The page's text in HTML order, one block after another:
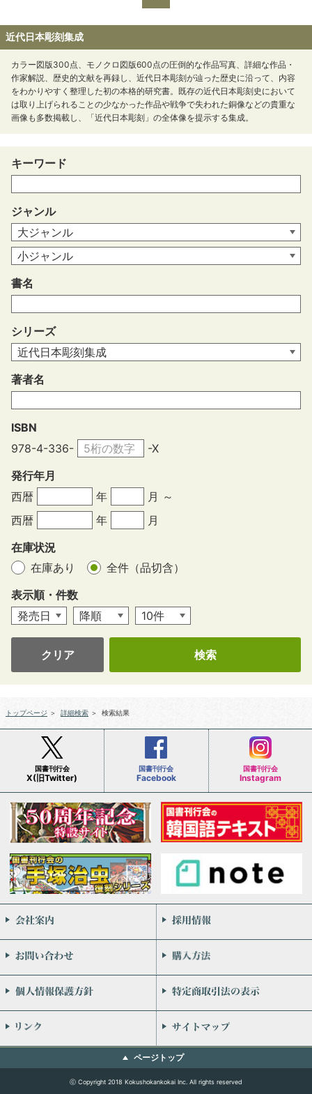
近代日本彫刻集成
カラー図版300点、モノクロ図版600点の圧倒的な作品写真、詳細な作品・
作家解説、歴史的文献を再録し、近代日本彫刻が辿った歴史に沿って、内容
をわかりやすく整理した初の本格的研究書。既存の近代日本彫刻史において
は取り上げられることの少なかった作品や戦争で失われた銅像などの貴重な
画像も多数掲載し、「近代日本彫刻」の全体像を提示する集成。
キーワード
ジャンル
書名
シリーズ
著者名
ISBN
978-4-336-
-X
発行年月
西暦
年
月 ～
西暦
年
月
在庫状況
在庫あり
全件（品切含）
表示順・件数
クリア
トップページ ＞ 詳細検索 ＞ 検索結果
国書刊行会
X(旧Twitter)
国書刊行会
Facebook
国書刊行会
Instagram
会社案内
お問い合わせ
個人情報保護方針
リンク
ページトップ
ⓒ Copyright 2018 Kokushokankokai Inc. All rights reserved